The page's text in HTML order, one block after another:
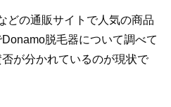
どの通販サイトで人気の商品
脱毛器について調べて
が分かれているのが現状で